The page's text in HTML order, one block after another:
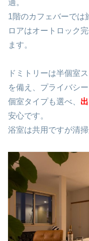
適。
1階のカフェバーでは
ロアはオートロック
ます。
ドミトリーは半個室
を備え、プライバシー
個室タイプも選べ、
安心です。
浴室は共用ですが清